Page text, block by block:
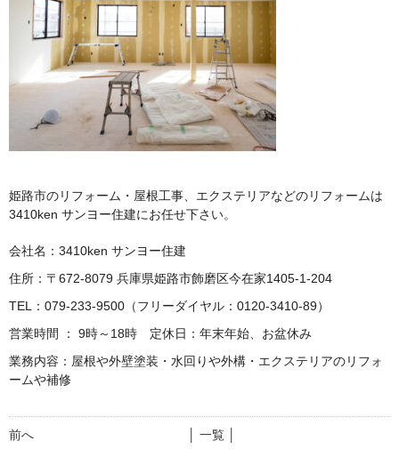
姫路市のリフォーム・屋根工事、エクステリアなどのリフォームは
3410ken サンヨー住建にお任せ下さい。
会社名：3410ken サンヨー住建
住所：〒672-8079 兵庫県姫路市飾磨区今在家1405-1-204
TEL：079-233-9500（フリーダイヤル：0120-3410-89）
営業時間 ： 9時～18時 定休日：年末年始、お盆休み
業務内容：屋根や外壁塗装・水回りや外構・エクステリアのリフォ
ームや補修
前へ │ 一覧 │